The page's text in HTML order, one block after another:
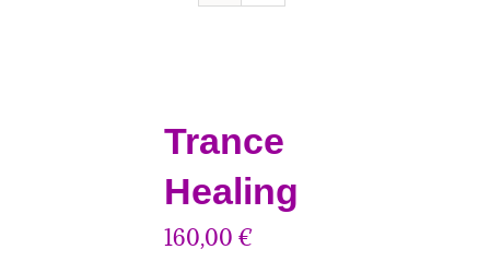
Trance
Healing
160,00 €